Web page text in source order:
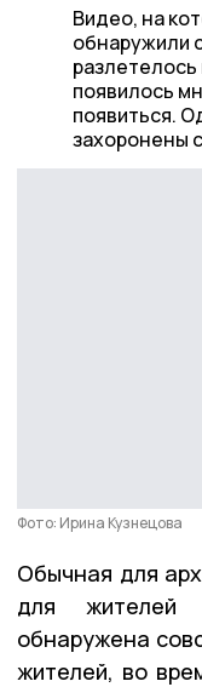
Видео, на
обнаружили
разлетелось
появилось
появиться.
захоронены
Фото: Ирина Кузнецова
Обычная для
для жителей
обнаружена
жителей, во